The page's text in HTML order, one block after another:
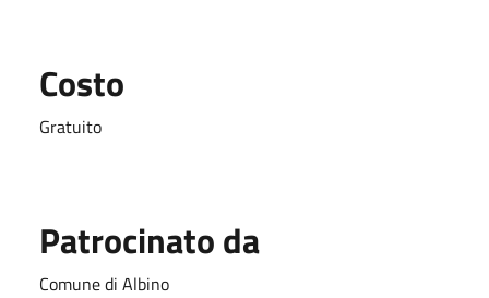
Costo
Gratuito
Patrocinato da
Comune di Albino